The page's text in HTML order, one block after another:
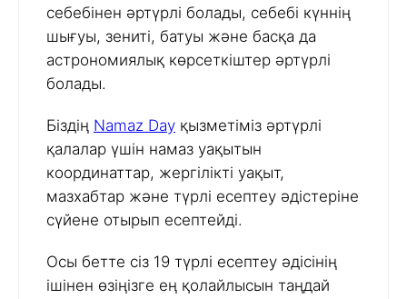
себебінен әртүрлі болады, себебі күннің
шығуы, зениті, батуы және басқа да
астрономиялық көрсеткіштер әртүрлі
болады.
Біздің Namaz Day қызметіміз әртүрлі
қалалар үшін намаз уақытын
координаттар, жергілікті уақыт,
мазхабтар және түрлі есептеу әдістеріне
сүйене отырып есептейді.
Осы бетте сіз 19 түрлі есептеу әдісінің
ішінен өзіңізге ең қолайлысын таңдай